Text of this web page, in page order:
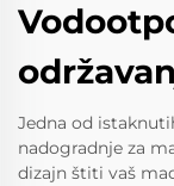
Jedna od
nadogradnje za
dizajn štiti vaš